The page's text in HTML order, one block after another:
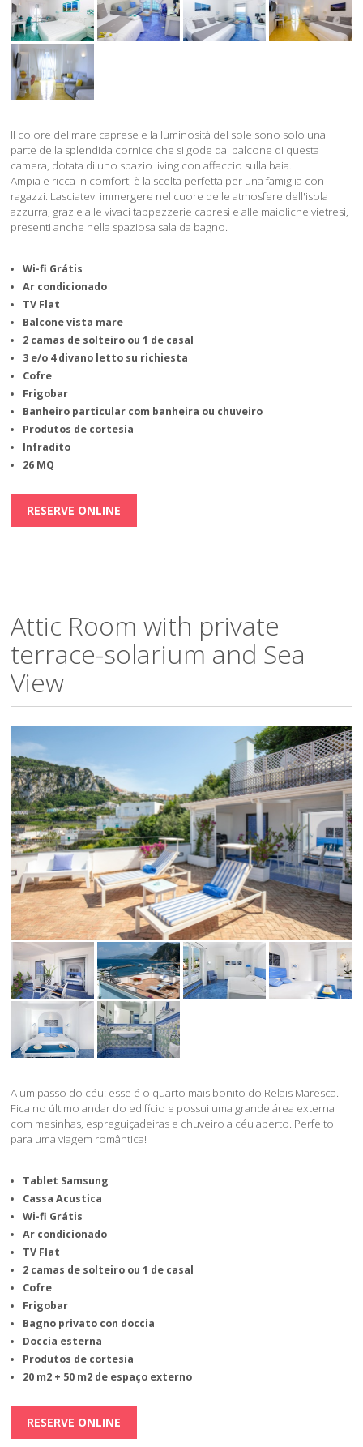
Il colore del mare caprese e la luminosità del sole sono solo una
parte della splendida cornice che si gode dal balcone di questa
camera, dotata di uno spazio living con affaccio sulla baia.
Ampia e ricca in comfort, è la scelta perfetta per una famiglia con
ragazzi. Lasciatevi immergere nel cuore delle atmosfere dell'isola
azzurra, grazie alle vivaci tappezzerie capresi e alle maioliche vietresi,
presenti anche nella spaziosa sala da bagno.
Wi-fi Grátis
Ar condicionado
TV Flat
Balcone vista mare
2 camas de solteiro ou 1 de casal
3 e/o 4 divano letto su richiesta
Cofre
Frigobar
Banheiro particular com banheira ou chuveiro
Produtos de cortesia
Infradito
26 MQ
RESERVE ONLINE
Attic Room with private
terrace-solarium and Sea
View
A um passo do céu: esse é o quarto mais bonito do Relais Maresca.
Fica no último andar do edifício e possui uma grande área externa
com mesinhas, espreguiçadeiras e chuveiro a céu aberto. Perfeito
para uma viagem romântica!
Tablet Samsung
Cassa Acustica
Wi-fi Grátis
Ar condicionado
TV Flat
2 camas de solteiro ou 1 de casal
Cofre
Frigobar
Bagno privato con doccia
Doccia esterna
Produtos de cortesia
20 m2 + 50 m2 de espaço externo
RESERVE ONLINE